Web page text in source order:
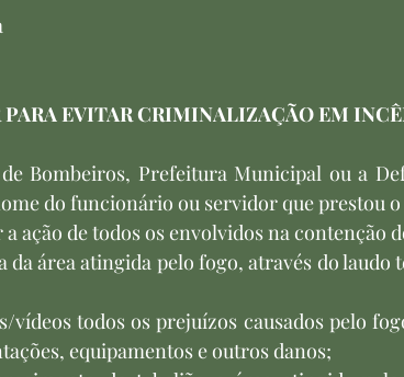
PARA EVITAR CRIMINALIZAÇÃO EM
Bombeiros, Prefeitura Municipal ou a
do funcionário ou servidor que prestou
ação de todos os envolvidos na contenção
área atingida pelo fogo, através do laudo
vídeos todos os prejuízos causados pelo
equipamentos e outros danos;